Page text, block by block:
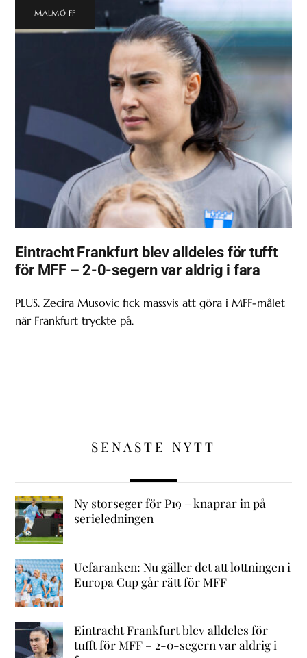
MALMÖ FF
Eintracht Frankfurt blev alldeles för tufft
för MFF – 2-0-segern var aldrig i fara
PLUS. Zecira Musovic fick massvis att göra i MFF-målet
när Frankfurt tryckte på.
SENASTE NYTT
Ny storseger för P19 – knaprar in på
serieledningen
Uefaranken: Nu gäller det att lottningen i
Europa Cup går rätt för MFF
Eintracht Frankfurt blev alldeles för
tufft för MFF – 2-0-segern var aldrig i